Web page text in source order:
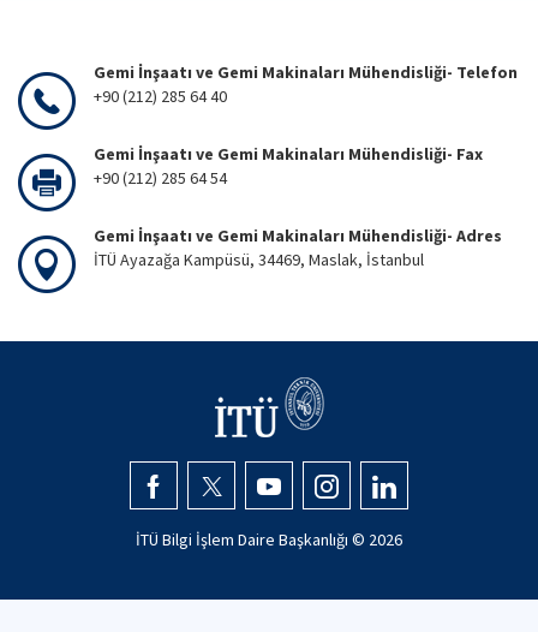
Gemi İnşaatı ve Gemi Makinaları Mühendisliği- Telefon
+90 (212) 285 64 40
Gemi İnşaatı ve Gemi Makinaları Mühendisliği- Fax
+90 (212) 285 64 54
Gemi İnşaatı ve Gemi Makinaları Mühendisliği- Adres
İTÜ Ayazağa Kampüsü, 34469, Maslak, İstanbul
İTÜ Bilgi İşlem Daire Başkanlığı © 2026